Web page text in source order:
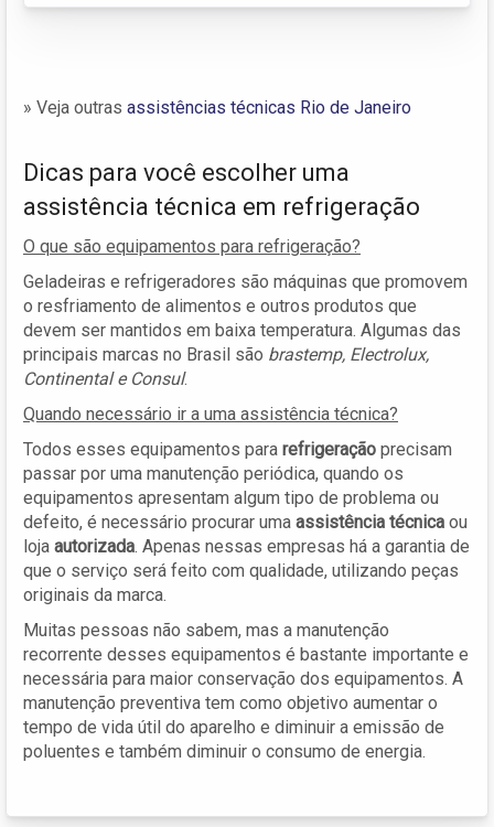
» Veja outras assistências técnicas Rio de Janeiro
Dicas para você escolher uma
assistência técnica em refrigeração
O que são equipamentos para refrigeração?
Geladeiras e refrigeradores são máquinas que promovem
o resfriamento de alimentos e outros produtos que
devem ser mantidos em baixa temperatura. Algumas das
principais marcas no Brasil são brastemp, Electrolux,
Continental e Consul.
Quando necessário ir a uma assistência técnica?
Todos esses equipamentos para refrigeração precisam
passar por uma manutenção periódica, quando os
equipamentos apresentam algum tipo de problema ou
defeito, é necessário procurar uma assistência técnica ou
loja autorizada. Apenas nessas empresas há a garantia de
que o serviço será feito com qualidade, utilizando peças
originais da marca.
Muitas pessoas não sabem, mas a manutenção
recorrente desses equipamentos é bastante importante e
necessária para maior conservação dos equipamentos. A
manutenção preventiva tem como objetivo aumentar o
tempo de vida útil do aparelho e diminuir a emissão de
poluentes e também diminuir o consumo de energia.